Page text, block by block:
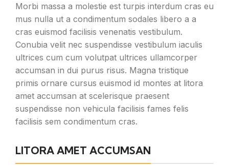
Morbi massa a molestie est turpis interdum cras eu
mus nulla ut a condimentum sodales libero a a
cras euismod facilisis venenatis vestibulum.
Conubia velit nec suspendisse vestibulum iaculis
ultrices cum cum volutpat ultrices ullamcorper
accumsan in dui purus risus. Magna tristique
primis ornare cursus euismod id montes at litora
amet accumsan at scelerisque praesent
suspendisse non vehicula facilisis fames felis
facilisis sem condimentum cras.
LITORA AMET ACCUMSAN